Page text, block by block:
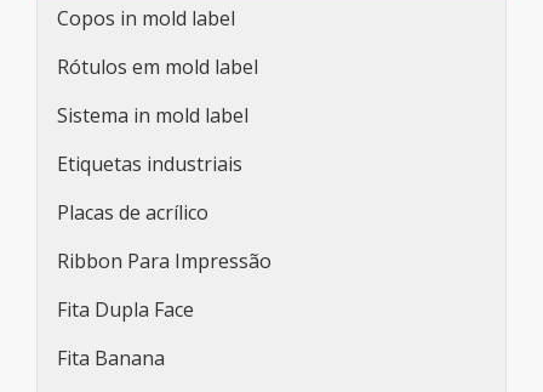
Copos in mold label
Rótulos em mold label
Sistema in mold label
Etiquetas industriais
Placas de acrílico
Ribbon Para Impressão
Fita Dupla Face
Fita Banana